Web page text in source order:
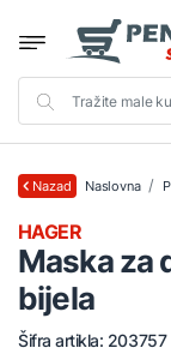
Nazad Naslovna
Maska za
bijela
HAGER
Šifra artikla: 203757